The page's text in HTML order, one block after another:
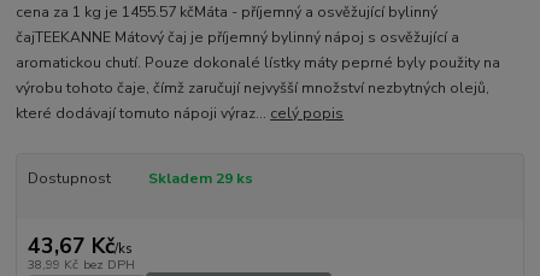
cena za 1 kg je 1455.57 kčMáta - příjemný a osvěžující bylinný
čajTEEKANNE Mátový čaj je příjemný bylinný nápoj s osvěžující a
aromatickou chutí. Pouze dokonalé lístky máty peprné byly použity na
výrobu tohoto čaje, čímž zaručují nejvyšší množství nezbytných olejů,
které dodávají tomuto nápoji výraz... celý popis
Dostupnost Skladem 29 ks
43,67 Kč/ks
38,99 Kč bez DPH